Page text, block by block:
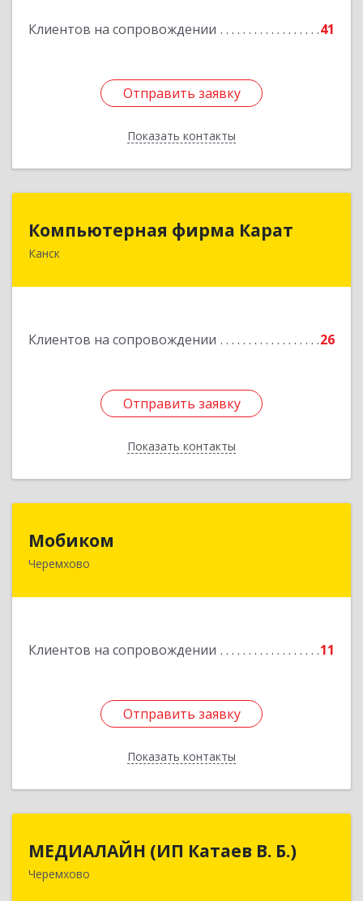
Клиентов на сопровождении 41
Отправить заявку
Показать контакты
Отправить заявку
Назад
Компьютерная фирма Карат
Канск
Клиентов на сопровождении 26
Отправить заявку
Показать контакты
Компьютерная фирма Карат
Отправить заявку
Назад
Мобиком
Черемхово
Клиентов на сопровождении 11
Отправить заявку
Показать контакты
Отправить заявку
Назад
МЕДИАЛАЙН (ИП Катаев В. Б.)
Черемхово
МЕДИАЛАЙН (ИП Катаев В. Б.)
665413, Иркутская обл, Черемхово г, Ленина ул,